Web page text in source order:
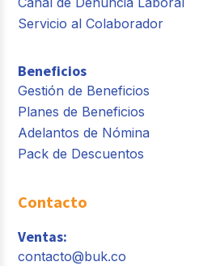
Servicio al Colaborador
Beneficios
Gestión de Beneficios
Planes de Beneficios
Adelantos de Nómina
Pack de Descuentos
Contacto
Ventas:
contacto@buk.co